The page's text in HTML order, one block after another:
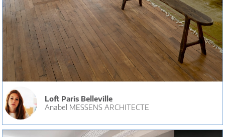
Loft Paris Belleville
Anabel MESSENS ARCHITECTE